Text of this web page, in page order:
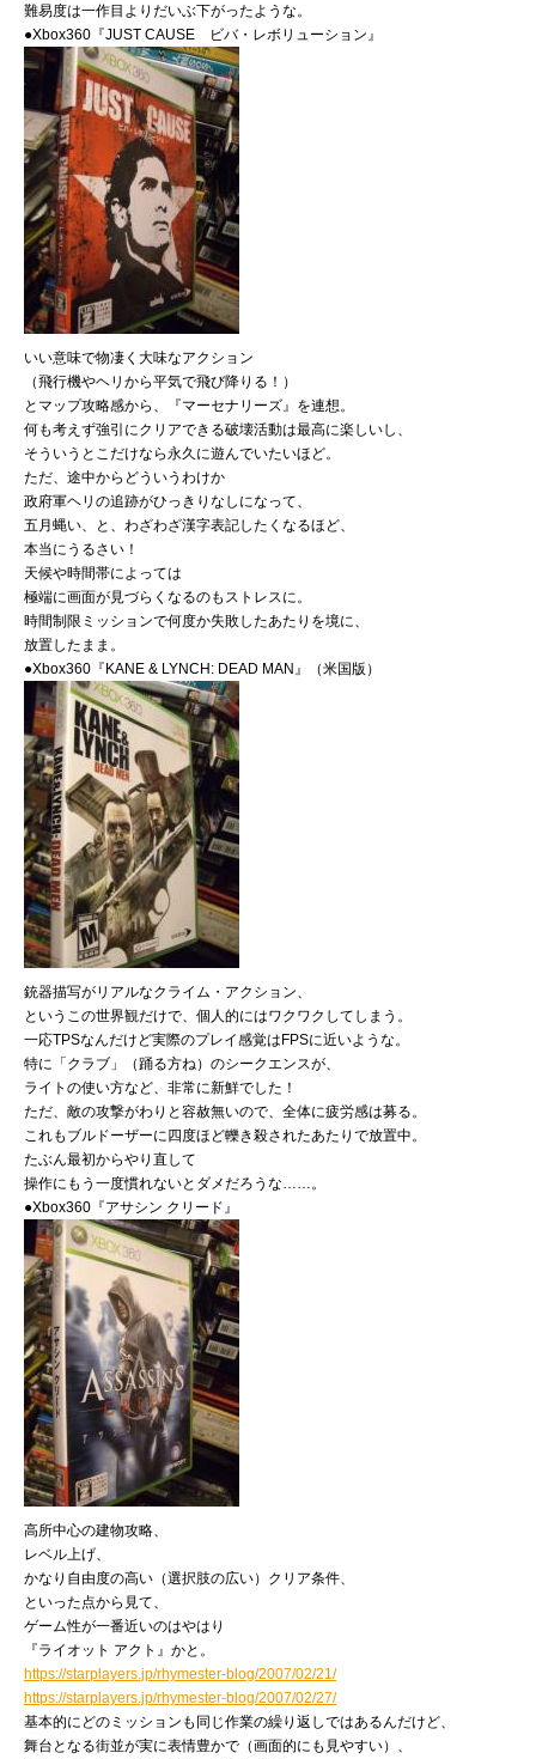
難易度は一作目よりだいぶ下がったような。
●Xbox360『JUST CAUSE ビバ・レボリューション』
いい意味で物凄く大味なアクション
（飛行機やヘリから平気で飛び降りる！）
とマップ攻略感から、『マーセナリーズ』を連想。
何も考えず強引にクリアできる破壊活動は最高に楽しいし、
そういうとこだけなら永久に遊んでいたいほど。
ただ、途中からどういうわけか
政府軍ヘリの追跡がひっきりなしになって、
五月蝿い、と、わざわざ漢字表記したくなるほど、
本当にうるさい！
天候や時間帯によっては
極端に画面が見づらくなるのもストレスに。
時間制限ミッションで何度か失敗したあたりを境に、
放置したまま。
●Xbox360『KANE & LYNCH: DEAD MAN』（米国版）
銃器描写がリアルなクライム・アクション、
というこの世界観だけで、個人的にはワクワクしてしまう。
一応TPSなんだけど実際のプレイ感覚はFPSに近いような。
特に「クラブ」（踊る方ね）のシークエンスが、
ライトの使い方など、非常に新鮮でした！
ただ、敵の攻撃がわりと容赦無いので、全体に疲労感は募る。
これもブルドーザーに四度ほど轢き殺されたあたりで放置中。
たぶん最初からやり直して
操作にもう一度慣れないとダメだろうな……。
●Xbox360『アサシン クリード』
高所中心の建物攻略、
レベル上げ、
かなり自由度の高い（選択肢の広い）クリア条件、
といった点から見て、
ゲーム性が一番近いのはやはり
『ライオット アクト』かと。
https://starplayers.jp/rhymester-blog/2007/02/21/
https://starplayers.jp/rhymester-blog/2007/02/27/
基本的にどのミッションも同じ作業の繰り返しではあるんだけど、
舞台となる街並が実に表情豊かで（画面的にも見やすい）、